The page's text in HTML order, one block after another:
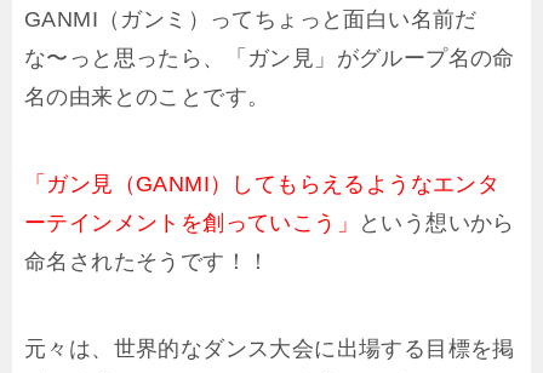
GANMI（ガンミ）ってちょっと面白い名前だ
な〜っと思ったら、「 ガン見」がグループ名の命
名の由来とのことです。
「 ガン見（GANMI）してもらえるようなエンタ
ーテインメントを創っていこう」
という想いから
命名されたそうです！！
元々は、世界的なダンス大会に出場する目標を掲